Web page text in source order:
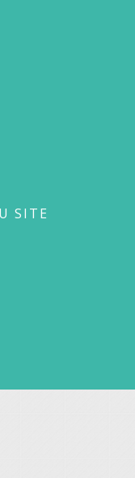
SITE